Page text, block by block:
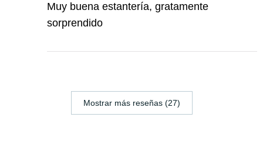
Muy buena estantería, gratamente
sorprendido
Mostrar más reseñas (27)